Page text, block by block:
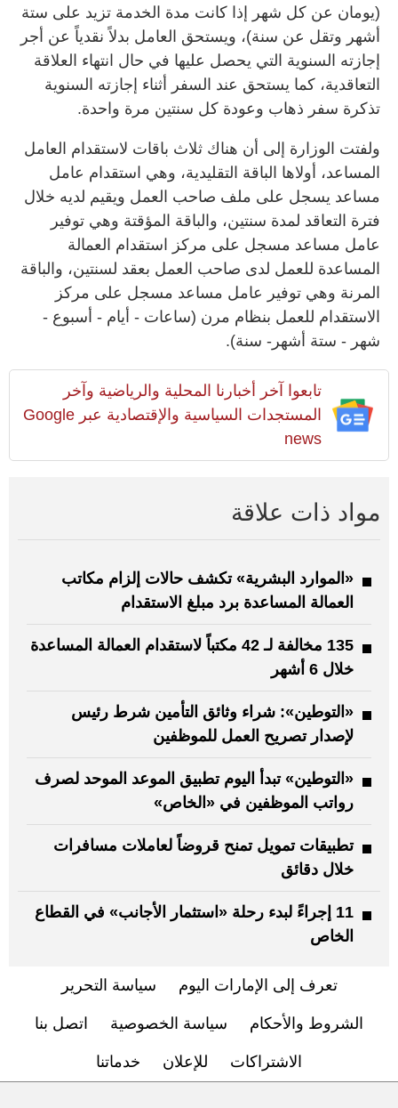
(يومان عن كل شهر إذا كانت مدة الخدمة تزيد على ستة
أشهر وتقل عن سنة)، ويستحق العامل بدلاً نقدياً عن أجر
إجازته السنوية التي يحصل عليها في حال انتهاء العلاقة
التعاقدية، كما يستحق عند السفر أثناء إجازته السنوية
تذكرة سفر ذهاب وعودة كل سنتين مرة واحدة.
ولفتت الوزارة إلى أن هناك ثلاث باقات لاستقدام العامل
المساعد، أولاها الباقة التقليدية، وهي استقدام عامل
مساعد يسجل على ملف صاحب العمل ويقيم لديه خلال
فترة التعاقد لمدة سنتين، والباقة المؤقتة وهي توفير
عامل مساعد مسجل على مركز استقدام العمالة
المساعدة للعمل لدى صاحب العمل بعقد لسنتين، والباقة
المرنة وهي توفير عامل مساعد مسجل على مركز
الاستقدام للعمل بنظام مرن (ساعات - أيام - أسبوع -
شهر - ستة أشهر- سنة).
تابعوا آخر أخبارنا المحلية والرياضية وآخر
المستجدات السياسية والإقتصادية عبر Google
news
مواد ذات علاقة
«الموارد البشرية» تكشف حالات إلزام مكاتب
العمالة المساعدة برد مبلغ الاستقدام
135 مخالفة لـ 42 مكتباً لاستقدام العمالة المساعدة
خلال 6 أشهر
«التوطين»: شراء وثائق التأمين شرط رئيس
لإصدار تصريح العمل للموظفين
«التوطين» تبدأ اليوم تطبيق الموعد الموحد لصرف
رواتب الموظفين في «الخاص»
تطبيقات تمويل تمنح قروضاً لعاملات مسافرات
خلال دقائق
11 إجراءً لبدء رحلة «استثمار الأجانب» في القطاع
الخاص
تعرف إلى الإمارات اليوم سياسة التحرير
الشروط والأحكام سياسة الخصوصية اتصل بنا
الاشتراكات للإعلان خدماتنا